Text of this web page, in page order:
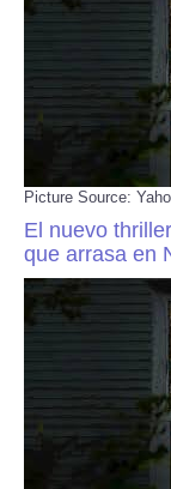
Picture Source:
El nuevo
que arrasa en